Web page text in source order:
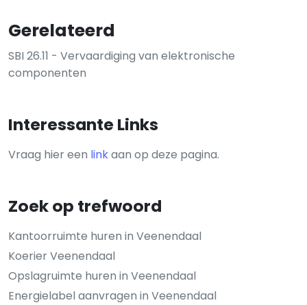
Gerelateerd
SBI 26.11 - Vervaardiging van elektronische
componenten
Interessante Links
Vraag hier een linkaan op deze pagina.
Zoek op trefwoord
Kantoorruimte huren in Veenendaal
Koerier Veenendaal
Opslagruimte huren in Veenendaal
Energielabel aanvragen in Veenendaal